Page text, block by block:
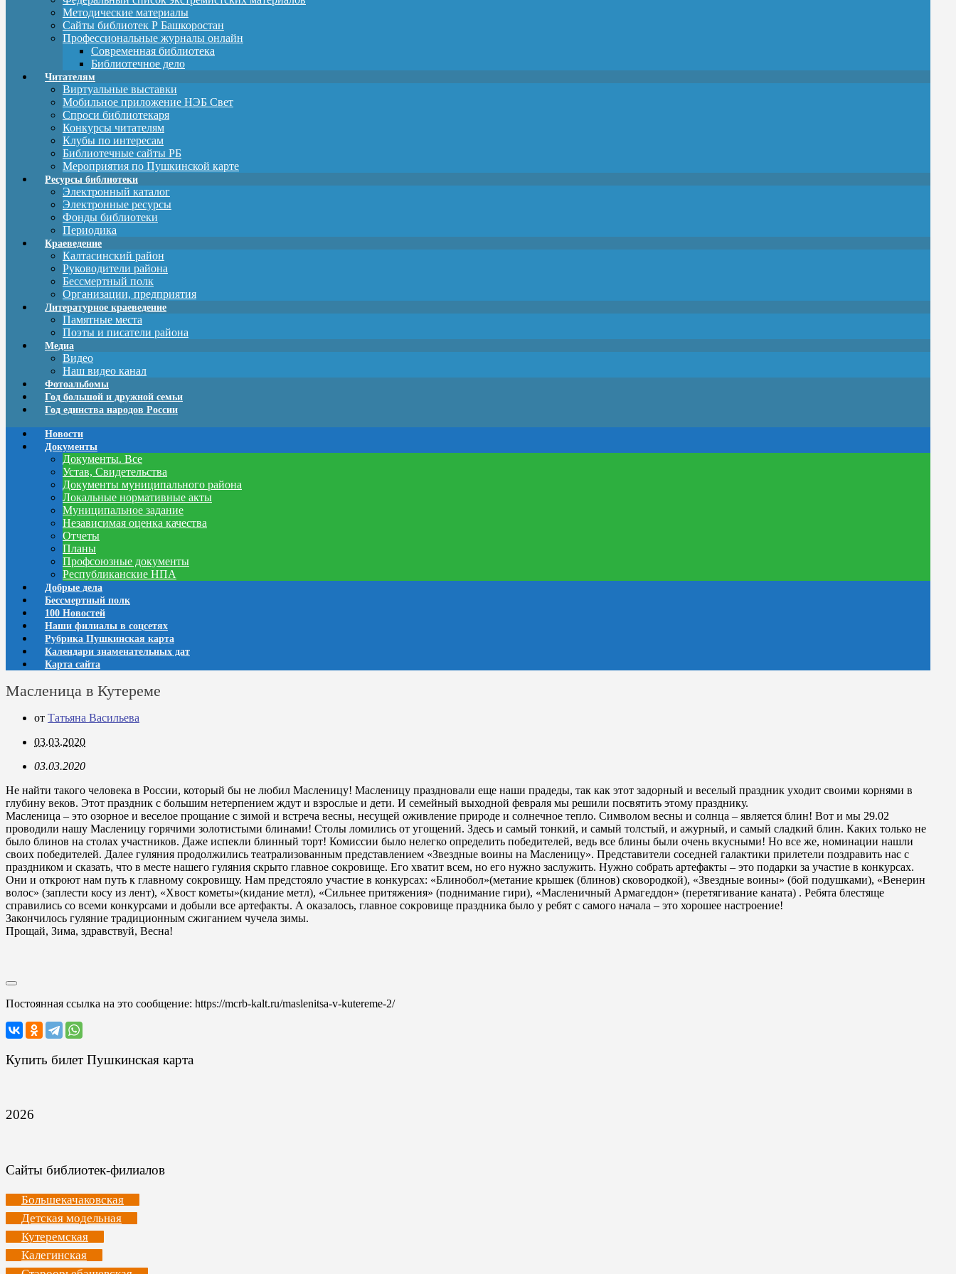
Методические материалы
Сайты библиотек Р Башкоростан
Профессиональные журналы онлайн
Современная библиотека
Библиотечное дело
Читателям
Виртуальные выставки
Мобильное приложение НЭБ Свет
Спроси библиотекаря
Конкурсы читателям
Клубы по интересам
Библиотечные сайты РБ
Мероприятия по Пушкинской карте
Ресурсы библиотеки
Электронный каталог
Электронные ресурсы
Фонды библиотеки
Периодика
Краеведение
Калтасинский район
Руководители района
Бессмертный полк
Организации, предприятия
Литературное краеведение
Памятные места
Поэты и писатели района
Медиа
Видео
Наш видео канал
Фотоальбомы
Год большой и дружной семьи
Год единства народов России
Новости
Документы
Документы. Все
Устав, Свидетельства
Документы муниципального района
Локальные нормативные акты
Муниципальное задание
Независимая оценка качества
Отчеты
Планы
Профсоюзные документы
Республиканские НПА
Добрые дела
Бессмертный полк
100 Новостей
Наши филиалы в соцсетях
Рубрика Пушкинская карта
Календари знаменательных дат
Карта сайта
Масленица в Кутереме
от Татьяна Васильева
03.03.2020
03.03.2020
Не найти такого человека в России, который бы не любил Масленицу! Масленицу праздновали еще наши прадеды, так как этот задорный и веселый праздник уходит своими корнями в
глубину веков. Этот праздник с большим нетерпением ждут и взрослые и дети. И семейный выходной февраля мы решили посвятить этому празднику.
Масленица – это озорное и веселое прощание с зимой и встреча весны, несущей оживление природе и солнечное тепло. Символом весны и солнца – является блин! Вот и мы 29.02
проводили нашу Масленицу горячими золотистыми блинами! Столы ломились от угощений. Здесь и самый тонкий, и самый толстый, и ажурный, и самый сладкий блин. Каких только не
было блинов на столах участников. Даже испекли блинный торт! Комиссии было нелегко определить победителей, ведь все блины были очень вкусными! Но все же, номинации нашли
своих победителей. Далее гуляния продолжились театрализованным представлением «Звездные воины на Масленицу». Представители соседней галактики прилетели поздравить нас с
праздником и сказать, что в месте нашего гуляния скрыто главное сокровище. Его хватит всем, но его нужно заслужить. Нужно собрать артефакты – это подарки за участие в конкурсах.
Они и откроют нам путь к главному сокровищу. Нам предстояло участие в конкурсах: «Блинобол»(метание крышек (блинов) сковородкой), «Звездные воины» (бой подушками), «Венерин
волос» (заплести косу из лент), «Хвост кометы»(кидание метл), «Сильнее притяжения» (поднимание гири), «Масленичный Армагеддон» (перетягивание каната) . Ребята блестяще
справились со всеми конкурсами и добыли все артефакты. А оказалось, главное сокровище праздника было у ребят с самого начала – это хорошее настроение!
Закончилось гуляние традиционным сжиганием чучела зимы.
Прощай, Зима, здравствуй, Весна!
Постоянная ссылка на это сообщение: https://mcrb-kalt.ru/maslenitsa-v-kutereme-2/
Купить билет Пушкинская карта
2026
Сайты библиотек-филиалов
Большекачаковская
Детская модельная
Кутеремская
Калегинская